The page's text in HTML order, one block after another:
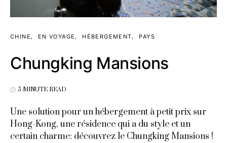
CHINE EN VOYAGE HÉBERGEMENT PAYS
Chungking Mansions
5 MINUTE READ
Une solution pour un hébergement à petit prix sur
Hong-Kong, une résidence qui a du style et un
certain charme: découvrez le Chungking Mansions !